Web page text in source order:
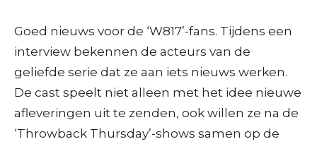
Goed nieuws voor de ‘W817’-fans. Tijdens een
interview bekennen de acteurs van de
geliefde serie dat ze aan iets nieuws werken.
De cast speelt niet alleen met het idee nieuwe
afleveringen uit te zenden, ook willen ze na de
‘Throwback Thursday’-shows samen op de